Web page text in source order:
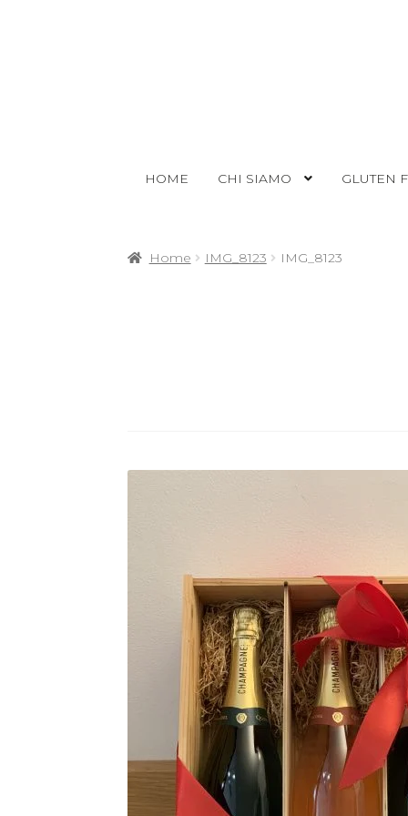
HOME CHI SIAMO GLUTEN
Home IMG_8123 IMG_8123